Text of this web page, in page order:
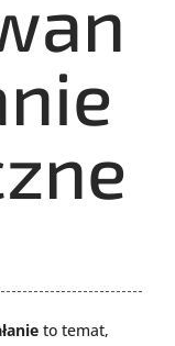
to temat,